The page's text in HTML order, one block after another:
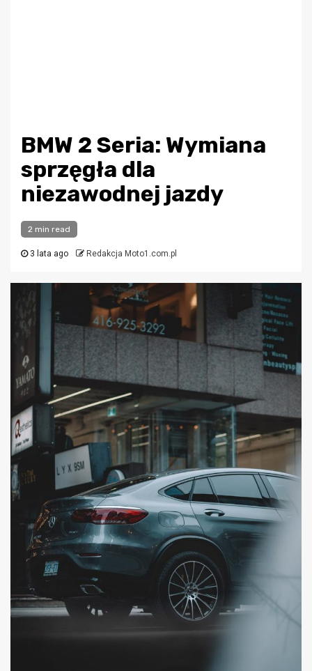
BMW 2 Seria: Wymiana
sprzęgła dla
niezawodnej jazdy
2 min read
3 lata ago Redakcja Moto1.com.pl